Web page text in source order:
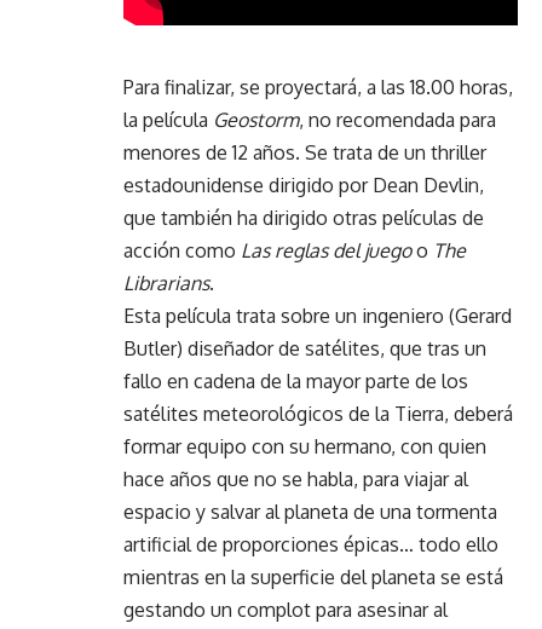
Para finalizar, se proyectará, a las 18.00 horas,
la película Geostorm, no recomendada para
menores de 12 años. Se trata de un thriller
estadounidense dirigido por Dean Devlin,
que también ha dirigido otras películas de
acción como Las reglas del juegoo The
Librarians.
Esta película trata sobre un ingeniero (Gerard
Butler) diseñador de satélites, que tras un
fallo en cadena de la mayor parte de los
satélites meteorológicos de la Tierra, deberá
formar equipo con su hermano, con quien
hace años que no se habla, para viajar al
espacio y salvar al planeta de una tormenta
artificial de proporciones épicas… todo ello
mientras en la superficie del planeta se está
gestando un complot para asesinar al